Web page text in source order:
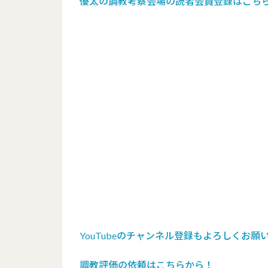
YouTubeのチャンネル登録もよろしくお願
調教評価の依頼はこちらから！